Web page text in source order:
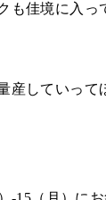
も佳境に入っ
産していって